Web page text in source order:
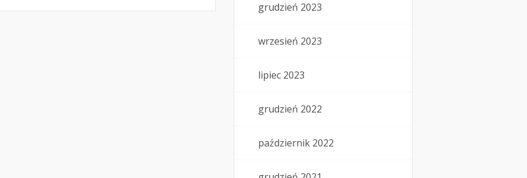
grudzień 2023
wrzesień 2023
lipiec 2023
grudzień 2022
październik 2022